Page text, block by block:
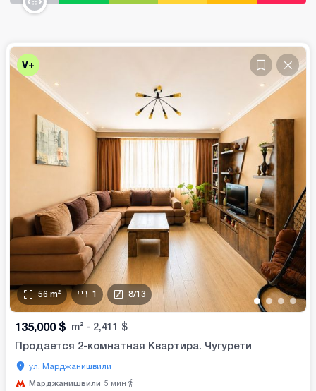
V+
•• ••
56 m² 1 8/13
135,000 $ m² - 2,411 $
Продается 2-комнатная Квартира. Чугурети
ул. Марджанишвили
Марджанишвили 5 мин